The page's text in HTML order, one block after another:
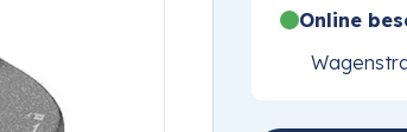
Online